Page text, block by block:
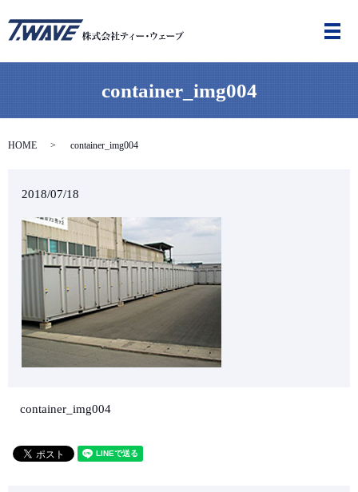
メ
container_img004
HOME container_img004
2018/07/18
container_img004